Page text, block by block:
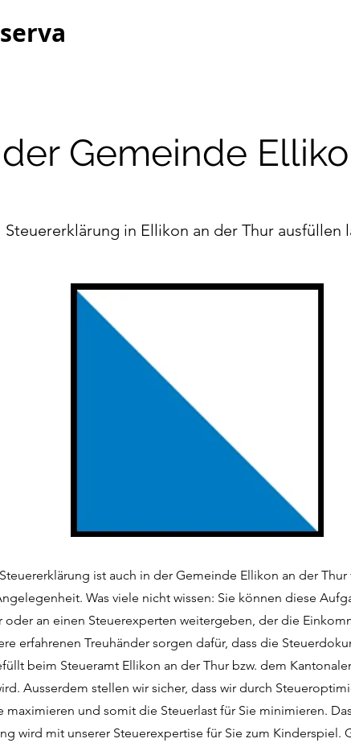
Gemeinde
Steuererklärung in Ellikon an der Thur ausfüllen
ist auch in der Gemeinde Ellikon an der Thur
Was viele nicht wissen: Sie können diese
oder an einen Steuerexperten weitergeben, der die
erfahrenen Treuhänder sorgen dafür, dass die
beim Steueramt Ellikon an der Thur bzw. dem
Ausserdem stellen wir sicher, dass wir durch
maximieren und somit die Steuerlast für Sie minimieren.
wird mit unserer Steuerexpertise für Sie zum Kinderspiel.